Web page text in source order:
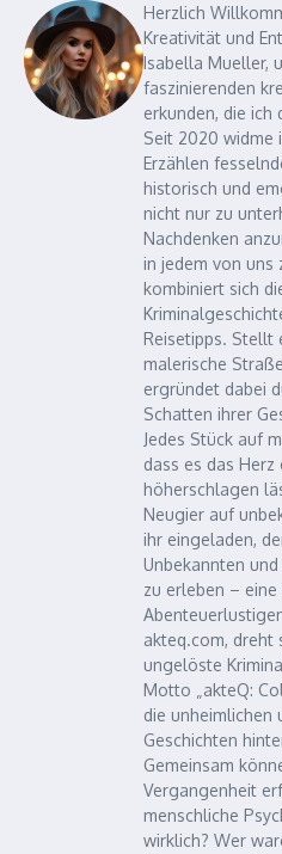
Herzlich
Kreativität und
Isabella Mueller,
faszinierenden
erkunden, die ich
Seit 2020 widme
Erzählen
historisch und
nicht nur zu
Nachdenken
in jedem von uns
kombiniert sich
Reisetipps. Stellt
malerische
ergründet dabei
Schatten ihrer
Jedes Stück auf
dass es das Herz
höherschlagen
Neugier auf
ihr eingeladen,
Unbekannten
zu erleben –
akteq.com, dreht
ungelöste
Motto „akteQ:
die unheimlichen
Geschichten
Gemeinsam
Vergangenheit
menschliche
wirklich? Wer